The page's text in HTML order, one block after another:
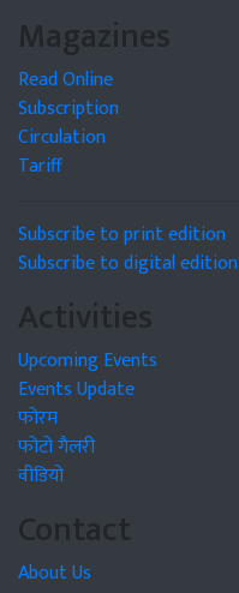
Magazines
Read Online
Subscription
Circulation
Tariff
Subscribe to print edition
Subscribe to digital edition
Activities
Upcoming Events
Events Update
फोरम
फोटो गैलरी
वीडियो
Contact
About Us